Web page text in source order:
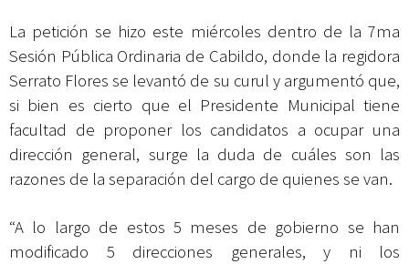
La petición se hizo este miércoles dentro de la 7ma
Sesión Pública Ordinaria de Cabildo, donde la regidora
Serrato Flores se levantó de su curul y argumentó que,
si bien es cierto que el Presidente Municipal tiene
facultad de proponer los candidatos a ocupar una
dirección general, surge la duda de cuáles son las
razones de la separación del cargo de quienes se van.
“A lo largo de estos 5 meses de gobierno se han
modificado 5 direcciones generales, y ni los